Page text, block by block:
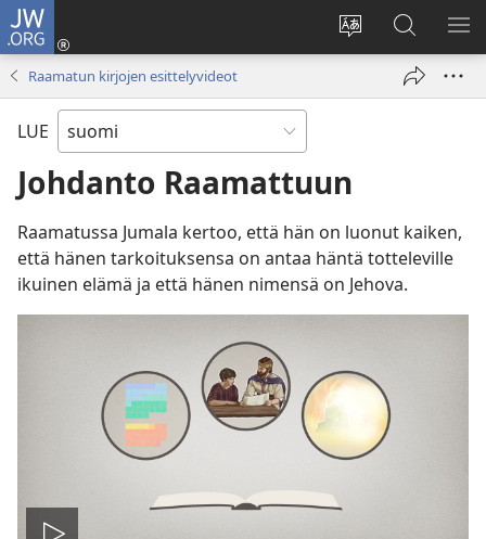
JW.ORG
Vaihda
sivuston
Kirjaudu
(avaa
Hae
JW.ORG-
sivustolta
Raamatun kirjojen esittelyvideot
LUE
Johdanto Raamattuun
Raamatussa Jumala kertoo, että hän on luonut kaiken,
että hänen tarkoituksensa on antaa häntä totteleville
ikuinen elämä ja että hänen nimensä on Jehova.